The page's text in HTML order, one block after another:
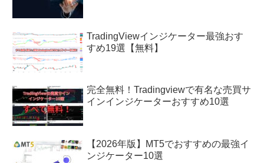
TradingViewインジケーター最強おす
すめ19選【無料】
完全無料！Tradingviewで有名な売買サ
インインジケーターおすすめ10選
【2026年版】MT5でおすすめの最強イ
ンジケーター10選